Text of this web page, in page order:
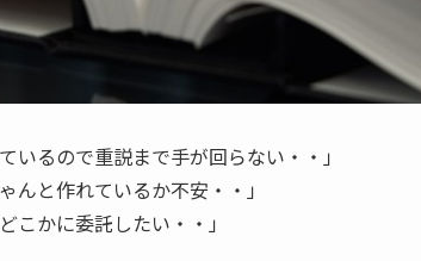
いるので重説まで手が回らない・・」
んと作れているか不安・・」
こかに委託したい・・」